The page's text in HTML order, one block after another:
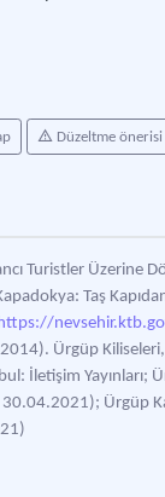
Düzeltme önerisi
Turistler Üzerine
Taş
Ürgüp
İletişim Yayınları;
Ürgüp